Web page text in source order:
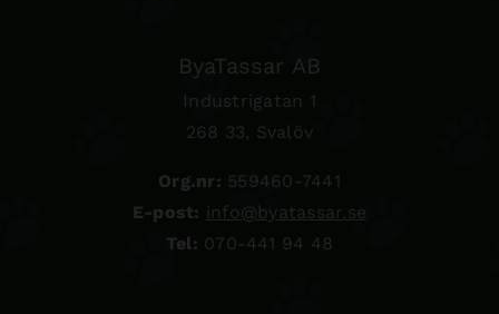
ByaTassar AB
Industrigatan 1
268 33, Svalöv
Org.nr: 559460-7441
E-post: info@byatassar.se
Tel: 070-441 94 48